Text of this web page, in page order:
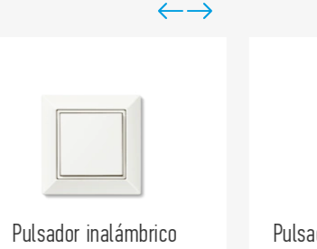
Pulsador inalámbrico Beyon